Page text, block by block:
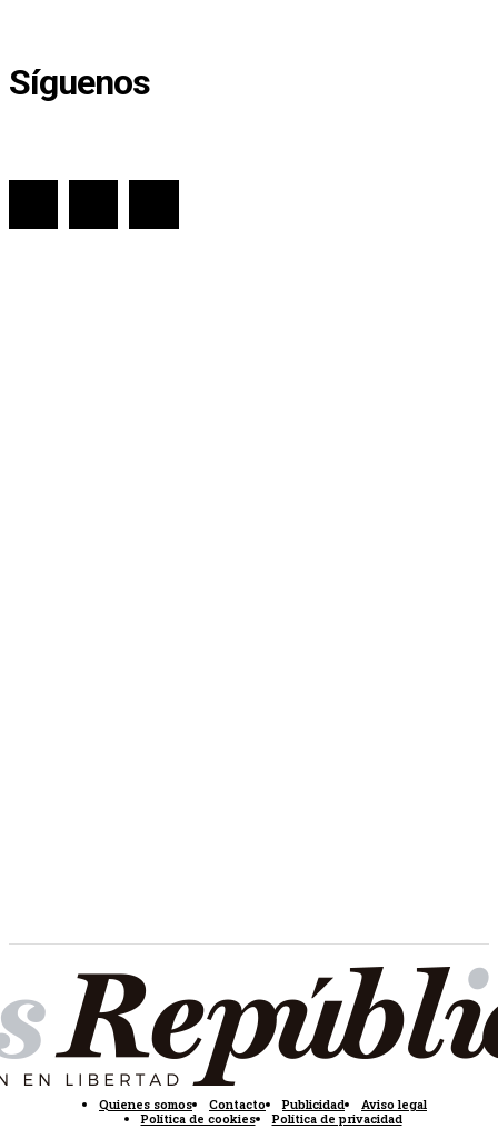
Síguenos
Quienes somos Contacto Publicidad
Aviso legal
Política de cookies
Política de privacidad